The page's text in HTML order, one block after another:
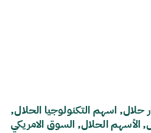
حلال, اسهم التكنولوجيا الحلال,
الأسهم الحلال, السوق الامريكي